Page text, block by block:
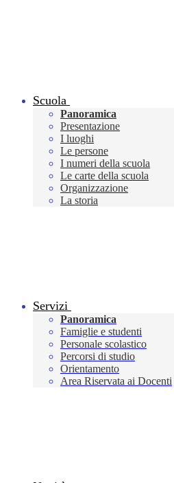
Scuola
Panoramica
Presentazione
I luoghi
Le persone
I numeri della scuola
Le carte della scuola
Organizzazione
La storia
Servizi
Panoramica
Famiglie e studenti
Personale scolastico
Percorsi di studio
Orientamento
Area Riservata ai Docenti